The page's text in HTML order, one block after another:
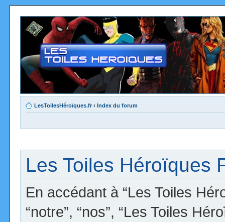
LesToilesHéroïques.fr ‹ Index du forum
Les Toiles Héroïques
En accédant à “Les Toiles
“notre”, “nos”, “Les Toiles